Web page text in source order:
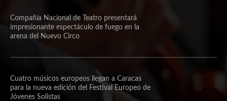
Compañía Nacional de Teatro presentará
impresionante espectáculo de fuego en la
arena del Nuevo Circo
Cuatro músicos europeos llegan a Caracas
para la nueva edición del Festival Europeo de
Jóvenes Solistas